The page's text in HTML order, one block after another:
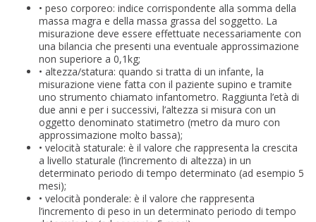
• peso corporeo: indice corrispondente alla somma della
massa magra e della massa grassa del soggetto. La
misurazione deve essere effettuate necessariamente con
una bilancia che presenti una eventuale approssimazione
non superiore a 0,1kg;
• altezza/statura: quando si tratta di un infante, la
misurazione viene fatta con il paziente supino e tramite
uno strumento chiamato infantometro. Raggiunta l’età di
due anni e per i successivi, l’altezza si misura con un
oggetto denominato statimetro (metro da muro con
approssimazione molto bassa);
• velocità staturale: è il valore che rappresenta la crescita
a livello staturale (l’incremento di altezza) in un
determinato periodo di tempo determinato (ad esempio 5
mesi);
• velocità ponderale: è il valore che rappresenta
l’incremento di peso in un determinato periodo di tempo